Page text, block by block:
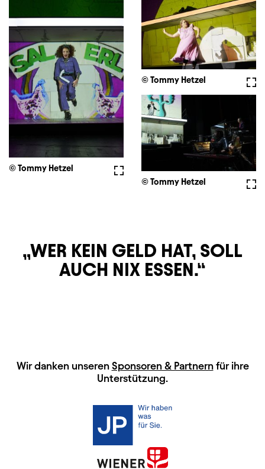
Vollbild
© Tommy Hetzel
© Tommy Hetzel
© Tommy Hetzel
WER KEIN GELD HAT, SOLL
AUCH NIX ESSEN.
HAUPTSPONSOREN
Wir danken unseren Sponsoren & Partnernfür ihre
Unterstützung.